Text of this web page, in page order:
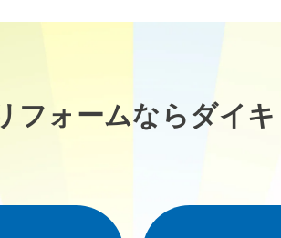
フォームならダイキ